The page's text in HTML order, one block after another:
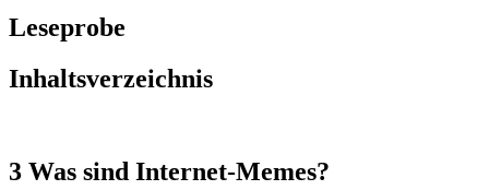
Leseprobe
Inhaltsverzeichnis
3 Was sind Internet-Memes?